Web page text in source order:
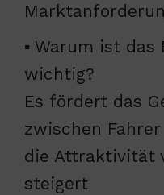
▪ Warum ist das
wichtig?
Es fördert das
zwischen
die Attraktivität
steigert